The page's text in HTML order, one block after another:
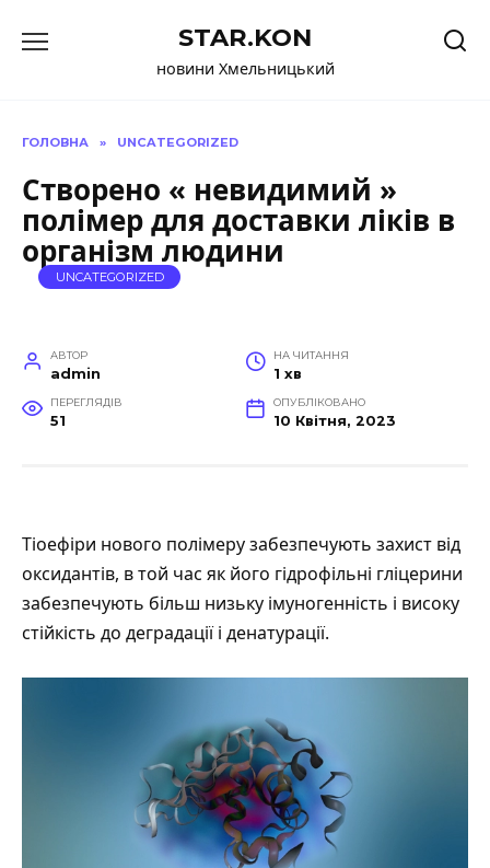
до
STAR.KON
новини Хмельницький
ГОЛОВНА » UNCATEGORIZED
Створено « невидимий »
полімер для доставки ліків в
організм людини
UNCATEGORIZED
АВТОР
admin
НА ЧИТАННЯ
1 хв
ПЕРЕГЛЯДІВ
51
ОПУБЛІКОВАНО
10 Квітня, 2023
Тіоефіри нового полімеру забезпечують захист від
оксидантів, в той час як його гідрофільні гліцерини
забезпечують більш низьку імуногенність і високу
стійкість до деградації і денатурації.